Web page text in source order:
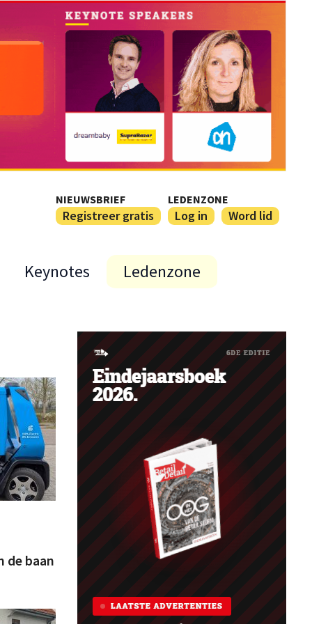
NIEUWSBRIEF
Registreer gratis
LEDENZONE
Log in Word lid
Keynotes Ledenzone
de baan